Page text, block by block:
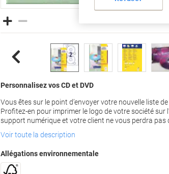
Personnalisez vos CD et DVD
Vous êtes sur le point d’envoyer votre nouvelle liste
Profitez-en pour imprimer le logo de votre société sur
support numérique et votre client ne vous perdra pas
Voir toute la description
Allégations environnementale